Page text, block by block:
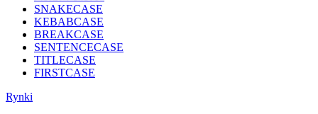
SNAKECASE
KEBABCASE
BREAKCASE
SENTENCECASE
TITLECASE
FIRSTCASE
Rynki